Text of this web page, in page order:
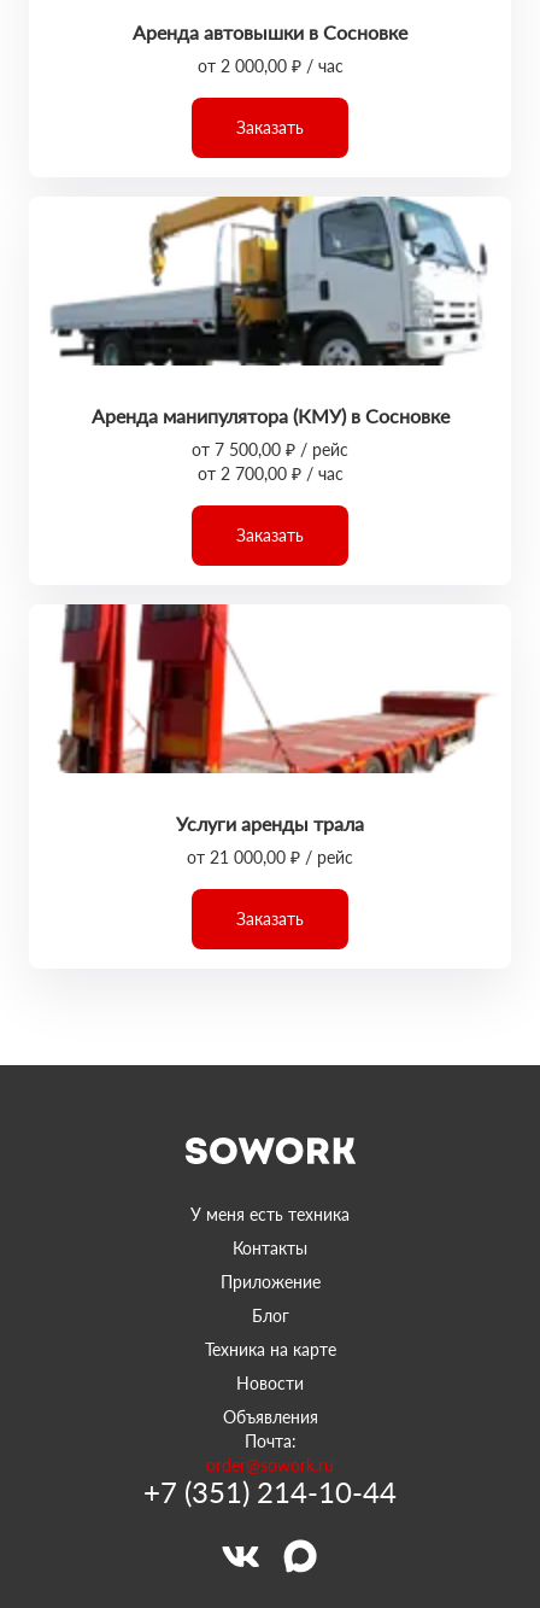
Аренда автовышки в Сосновке
от 2 000,00 ₽ / час
Заказать
Аренда манипулятора (КМУ) в Сосновке
от 7 500,00 ₽ / рейс
от 2 700,00 ₽ / час
Заказать
Услуги аренды трала
от 21 000,00 ₽ / рейс
Заказать
У меня есть техника
Контакты
Приложение
Блог
Техника на карте
Новости
Объявления
Почта:
order@sowork.ru
+7 (351) 214-10-44